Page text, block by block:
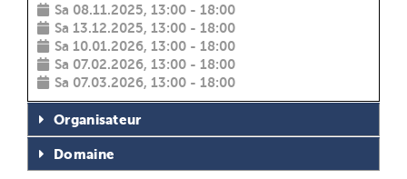
Sa 08.11.2025, 13:00 - 18:00
Sa 13.12.2025, 13:00 - 18:00
Sa 10.01.2026, 13:00 - 18:00
Sa 07.02.2026, 13:00 - 18:00
Sa 07.03.2026, 13:00 - 18:00
Organisateur
Domaine